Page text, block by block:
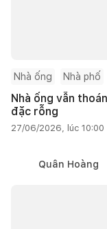
Nhà ống Nhà phố
Nhà ống vẫn
đặc rỗng
27/06/2026, lúc 10:00
Quân Hoàng